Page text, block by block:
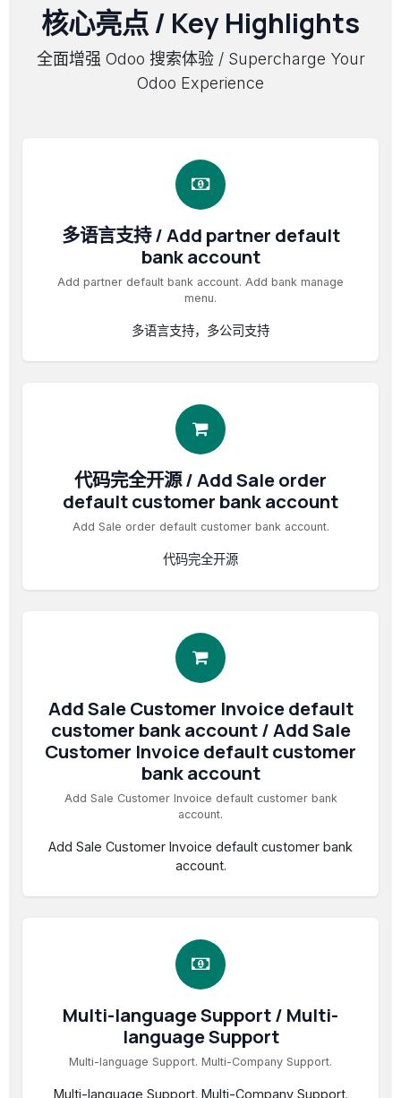
核心亮点 / Key Highlights
全面增强 Odoo 搜索体验 / Supercharge Your
Odoo Experience
多语言支持 / Add partner default
bank account
Add partner default bank account. Add bank manage
menu.
多语言支持，多公司支持
代码完全开源 / Add Sale order
default customer bank account
Add Sale order default customer bank account.
代码完全开源
Add Sale Customer Invoice default
customer bank account / Add Sale
Customer Invoice default customer
bank account
Add Sale Customer Invoice default customer bank
account.
Add Sale Customer Invoice default customer bank
account.
Multi-language Support / Multi-
language Support
Multi-language Support. Multi-Company Support.
Multi-language Support. Multi-Company Support.